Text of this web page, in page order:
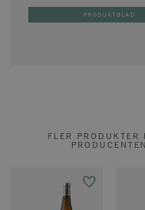
PRODUKTBLAD
FLER PRODUKTER
PRODUCENTEN